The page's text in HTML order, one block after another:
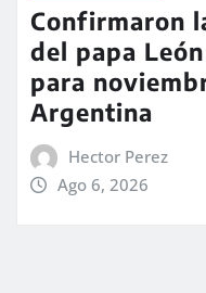
Confirmaron
del papa
para
Argentina
Hector Perez
Ago 6, 2026